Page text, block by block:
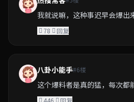
我就说嘛，这种事迟早会爆出
78 回复
八卦小能手#6楼
这个爆料者是真的猛，每次都
446 回复